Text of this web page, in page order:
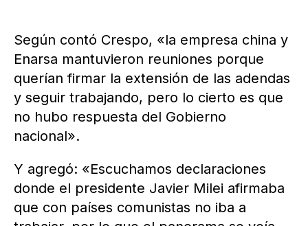
Según contó Crespo, «la empresa china y
Enarsa mantuvieron reuniones porque
querían firmar la extensión de las adendas
y seguir trabajando, pero lo cierto es que
no hubo respuesta del Gobierno
nacional».
Y agregó: «Escuchamos declaraciones
donde el presidente Javier Milei afirmaba
que con países comunistas no iba a